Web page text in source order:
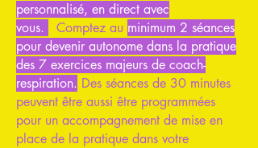
personnalisé, en direct avec
vous.
Comptez au minimum 2 séances
pour devenir autonome dans la pratique
des 7 exercices majeurs de coach-
respiration. Des séances de 30 minutes
peuvent être aussi être programmées
pour un accompagnement de mise en
place de la pratique dans votre